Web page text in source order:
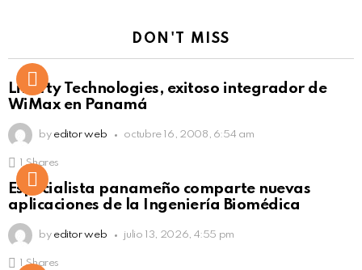
DON'T MISS
Liberty Technologies, exitoso integrador de
WiMax en Panamá
by editor web octubre 16, 2008, 6:54 am
Click to view this post
Shares
Especialista panameño comparte nuevas
aplicaciones de la Ingeniería Biomédica
by editor web julio 13, 2026, 4:55 pm
Shares